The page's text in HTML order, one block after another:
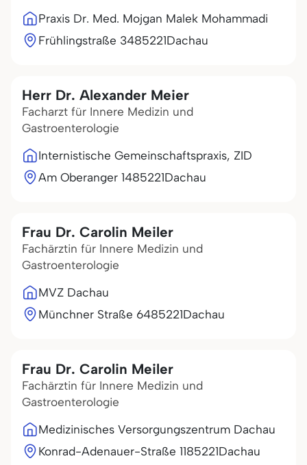
Praxis Dr. Med. Mojgan Malek Mohammadi
Frühlingstraße 3485221Dachau
Herr Dr. Alexander Meier
Facharzt für Innere Medizin und
Gastroenterologie
Internistische Gemeinschaftspraxis, ZID
Am Oberanger 1485221Dachau
Frau Dr. Carolin Meiler
Fachärztin für Innere Medizin und
Gastroenterologie
MVZ Dachau
Münchner Straße 6485221Dachau
Frau Dr. Carolin Meiler
Fachärztin für Innere Medizin und
Gastroenterologie
Medizinisches Versorgungszentrum Dachau
Konrad-Adenauer-Straße 1185221Dachau